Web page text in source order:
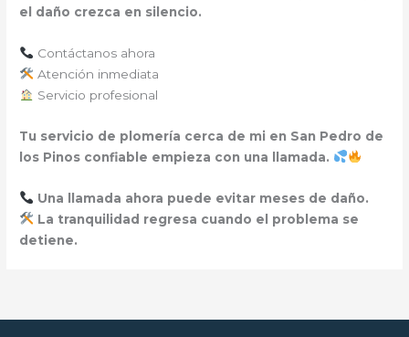
el daño crezca en silencio.
Contáctanos ahora
Atención inmediata
Servicio profesional
Tu servicio de plomería cerca de mi en San Pedro de
los Pinos confiable empieza con una llamada.
Una llamada ahora puede evitar meses de daño.
La tranquilidad regresa cuando el problema se
detiene.